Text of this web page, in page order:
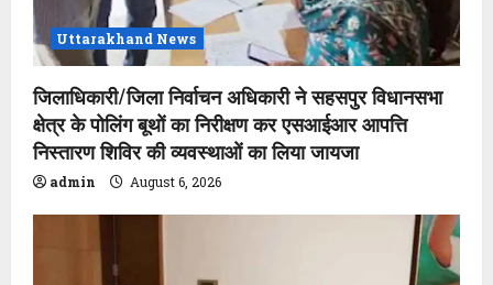
Uttarakhand News
जिलाधिकारी/जिला निर्वाचन अधिकारी ने सहसपुर विधानसभा
क्षेत्र के पोलिंग बूथों का निरीक्षण कर एसआईआर आपत्ति
निस्तारण शिविर की व्यवस्थाओं का लिया जायजा
admin August 6, 2026